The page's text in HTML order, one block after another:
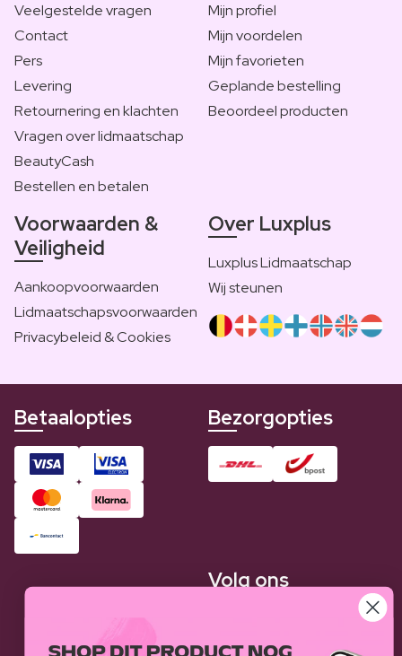
Veelgestelde vragen
Contact
Pers
Levering
Retournering en klachten
Vragen over lidmaatschap
BeautyCash
Bestellen en betalen
Mijn profiel
Mijn voordelen
Mijn favorieten
Geplande bestelling
Beoordeel producten
Voorwaarden &
Veiligheid
Aankoopvoorwaarden
Lidmaatschapsvoorwaarden
Privacybeleid & Cookies
Over Luxplus
Luxplus Lidmaatschap
Wij steunen
Betaalopties Bezorgopties
Volg ons